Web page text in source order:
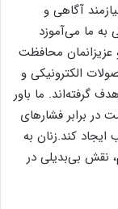
آگاهی و
ما می‌آموزد
عزیزانمان محافظت
الکترونیکی و
گرفته‌اند. ما باور
در برابر فشارهای
کند.زنان به
نقش بی‌بدیلی در